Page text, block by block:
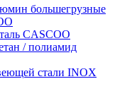
большегрузные
CASCOO
/ полиамид
стали INOX